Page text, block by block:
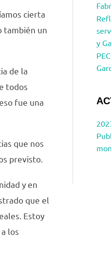
cierta
también un
de la
todos
fue una
que nos
previsto.
y en
que el
Estoy
los
y